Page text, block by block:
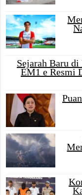
Sejarah Baru
EM1 e Resmi